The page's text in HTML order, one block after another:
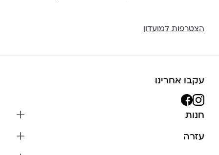
הצטרפות למועדון
עקבו אחרינו
חנות
עזרה